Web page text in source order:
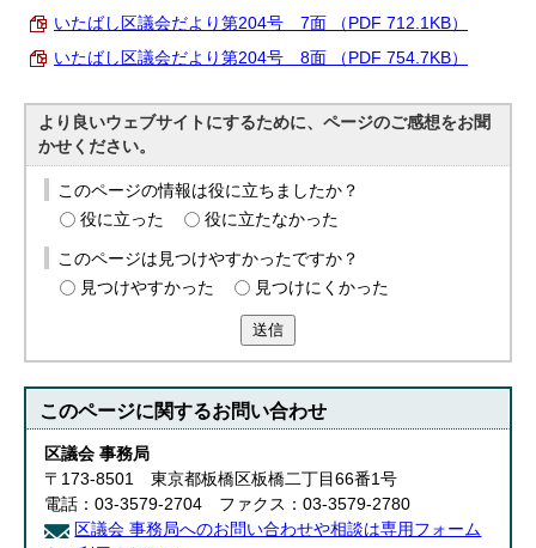
いたばし区議会だより第204号 7面 （PDF 712.1KB）
いたばし区議会だより第204号 8面 （PDF 754.7KB）
より良いウェブサイトにするために、ページのご感想をお聞
かせください。
このページの情報は役に立ちましたか？
役に立った
役に立たなかった
このページは見つけやすかったですか？
見つけやすかった
見つけにくかった
送信
このページに関するお問い合わせ
区議会 事務局
〒173-8501 東京都板橋区板橋二丁目66番1号
電話：03-3579-2704 ファクス：03-3579-2780
区議会 事務局へのお問い合わせや相談は専用フォーム